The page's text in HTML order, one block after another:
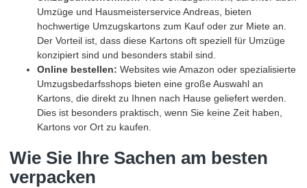
Umzüge und Hausmeisterservice Andreas, bieten
hochwertige Umzugskartons zum Kauf oder zur Miete an.
Der Vorteil ist, dass diese Kartons oft speziell für Umzüge
konzipiert sind und besonders stabil sind.
Online bestellen: Websites wie Amazon oder spezialisierte
Umzugsbedarfsshops bieten eine große Auswahl an
Kartons, die direkt zu Ihnen nach Hause geliefert werden.
Dies ist besonders praktisch, wenn Sie keine Zeit haben,
Kartons vor Ort zu kaufen.
Wie Sie Ihre Sachen am besten
verpacken